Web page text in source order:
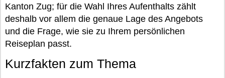
Kanton Zug; für die Wahl Ihres Aufenthalts zählt
deshalb vor allem die genaue Lage des Angebots
und die Frage, wie sie zu Ihrem persönlichen
Reiseplan passt.
Kurzfakten zum Thema